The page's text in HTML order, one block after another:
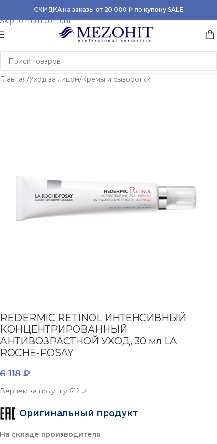
Skip to navigation
Skip to main content
СКИДКА на заказы от 20 000 ₽ по купону SALE
Главная/Уход за лицом/Кремы и сыворотки
REDERMIC RETINOL ИНТЕНСИВНЫЙ
КОНЦЕНТРИРОВАННЫЙ
АНТИВОЗРАСТНОЙ УХОД, 30 мл LA
ROCHE-POSAY
6 118 ₽
Вернем за покупку 612 ₽
Оригинальный продукт
На складе производителя